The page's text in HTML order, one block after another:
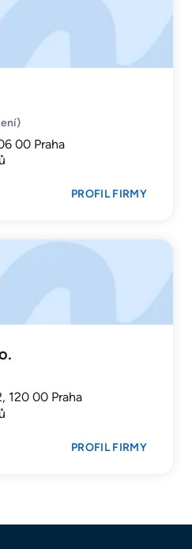
00 Praha
PROFIL FIRMY
120 00 Praha
PROFIL FIRMY